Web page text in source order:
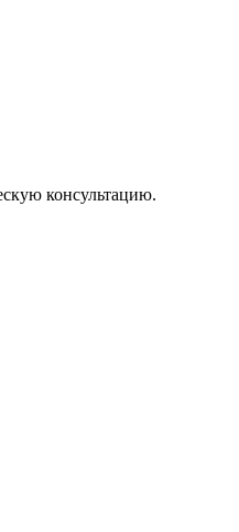
консультацию.